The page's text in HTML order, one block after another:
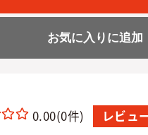
0.00(0件) レビュ
お気に入りに追加